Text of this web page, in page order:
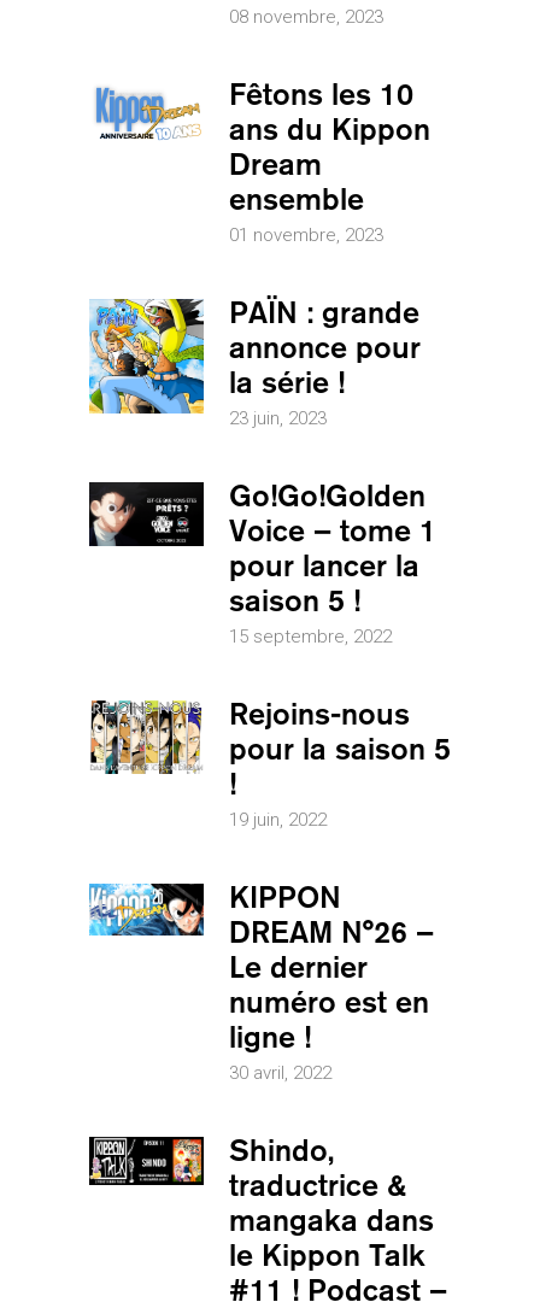
08 novembre, 2023
Fêtons les 10
ans du Kippon
Dream
ensemble
01 novembre, 2023
PAÏN : grande
annonce pour
la série !
23 juin, 2023
Go!Go!Golden
Voice – tome 1
pour lancer la
saison 5 !
15 septembre, 2022
Rejoins-nous
pour la saison 5
!
19 juin, 2022
KIPPON
DREAM N°26 –
Le dernier
numéro est en
ligne !
30 avril, 2022
Shindo,
traductrice &
mangaka dans
le Kippon Talk
#11 ! Podcast –